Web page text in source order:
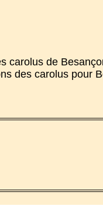
carolus de
des carolus pour